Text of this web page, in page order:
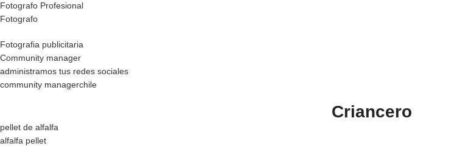
Fotografo Profesional
Fotografo
Fotografia publicitaria
Community manager
administramos tus redes sociales
community managerchile
Criancero
pellet de alfalfa
alfalfa pellet